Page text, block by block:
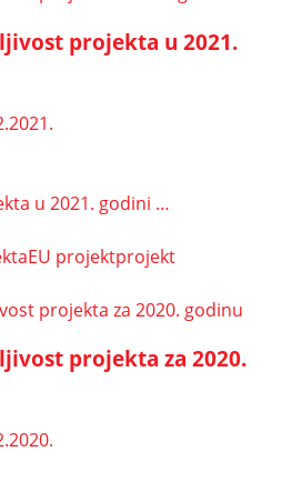
projekta u 2021.
u 2021. godini …
EU projektprojekt
projekta za 2020.